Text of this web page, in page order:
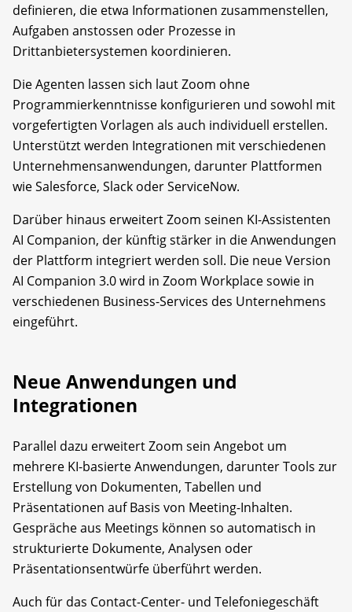
definieren, die etwa Informationen zusammenstellen,
Aufgaben anstossen oder Prozesse in
Drittanbietersystemen koordinieren.
Die Agenten lassen sich laut Zoom ohne
Programmierkenntnisse konfigurieren und sowohl mit
vorgefertigten Vorlagen als auch individuell erstellen.
Unterstützt werden Integrationen mit verschiedenen
Unternehmensanwendungen, darunter Plattformen
wie Salesforce, Slack oder ServiceNow.
Darüber hinaus erweitert Zoom seinen KI-Assistenten
AI Companion, der künftig stärker in die Anwendungen
der Plattform integriert werden soll. Die neue Version
AI Companion 3.0 wird in Zoom Workplace sowie in
verschiedenen Business-Services des Unternehmens
eingeführt.
Neue Anwendungen und
Integrationen
Parallel dazu erweitert Zoom sein Angebot um
mehrere KI-basierte Anwendungen, darunter Tools zur
Erstellung von Dokumenten, Tabellen und
Präsentationen auf Basis von Meeting-Inhalten.
Gespräche aus Meetings können so automatisch in
strukturierte Dokumente, Analysen oder
Präsentationsentwürfe überführt werden.
Auch für das Contact-Center- und Telefoniegeschäft